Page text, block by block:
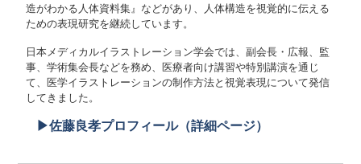
造がわかる人体資料集』などがあり、人体構造を視覚的に伝える
ための表現研究を継続しています。
日本メディカルイラストレーション学会では、副会長・広報、監
事、学術集会長などを務め、医療者向け講習や特別講演を通じ
て、医学イラストレーションの制作方法と視覚表現について発信
してきました。
▶佐藤良孝プロフィール（詳細ページ）